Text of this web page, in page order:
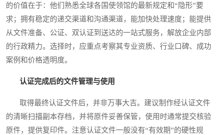
的价值在于：他们熟悉全球各国使领馆的最新规定和“隐形”要
求；拥有稳定的递交渠道和沟通渠道，能加快处理速度；能提供
从文件准备、公证、双认证到送达的一站式服务，解放企业内部
的行政精力。选择时，应重点考察其专业资质、行业口碑、成功
案例和价格透明度。
认证完成后的文件管理与使用
取得最终认证文件后，并非万事大吉。建议制作经认证文件
的清晰扫描副本存档，并将原件妥善保管，使用时通常提交核验
原件，提供复印件。注意认证文件一般没有“有效期”的硬性规